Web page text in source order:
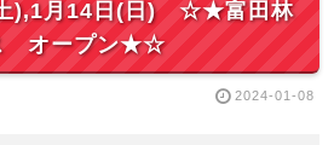
),1月14日(日) ☆★富田林
オープン★☆
2024-01-08